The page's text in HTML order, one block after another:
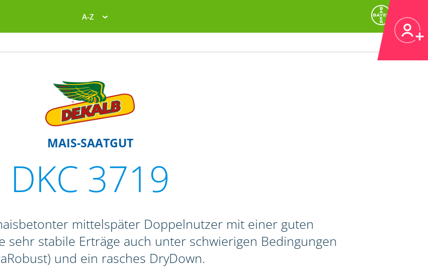
A-Z
MAIS-SAATGUT
DKC 3719
mittelspäter Doppelnutzer mit einer guten
sehr stabile Erträge auch unter schwierigen Bedingungen
und ein rasches DryDown.